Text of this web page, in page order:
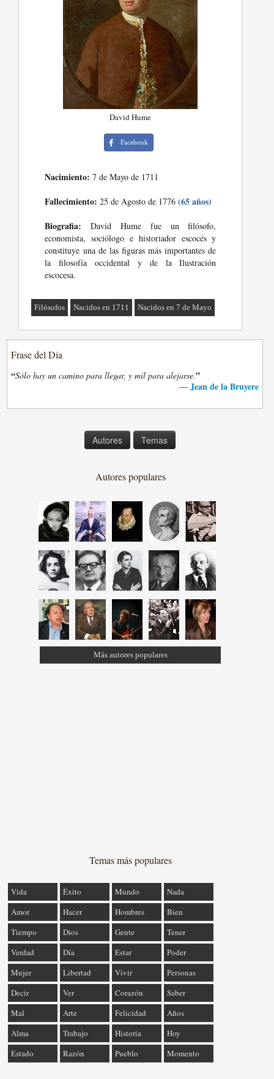
David Hume
Facebook
Nacimiento: 7 de Mayo de 1711
Fallecimiento: 25 de Agosto de 1776(65 años)
Biografia: David Hume fue un filósofo,
economista, sociólogo e historiador escocés y
constituye una de las figuras más importantes de
la filosofía occidental y de la Ilustración
escocesa.
Filósofos Nacidos en 1711 Nacidos en 7 de Mayo
Frase del Día
“Sólo hay un camino para llegar, y mil para alejarse.”
— Jean de la Bruyere
Autores Temas
Autores populares
Más autores populares
Temas más populares
Vida Éxito Mundo
Nada
Amor
Hacer Hombres
Bien
Tiempo
Dios Gente
Tener
Verdad
Día Estar
Poder
Mujer
Libertad Vivir
Personas
Decir
Ver Corazón
Saber
Mal
Arte Felicidad
Años
Alma
Trabajo Historia
Hoy
Estado
Razón Pueblo Momento